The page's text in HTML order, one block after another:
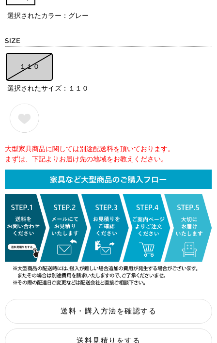
選択されたカラー：グレー
１１０
選択されたサイズ：１１０
大型家具商品に関しては別途配送料を頂いております。
まずは、下記よりお届け先の地域をお教えください。